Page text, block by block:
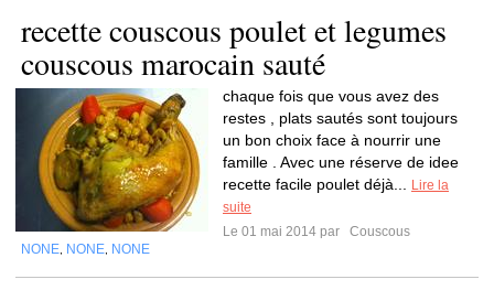
recette couscous poulet et legumes
couscous marocain sauté
chaque fois que vous avez des
restes , plats sautés sont toujours
un bon choix face à nourrir une
famille . Avec une réserve de idee
recette facile poulet déjà...
Lire la
suite
Le 01 mai 2014 par
Couscous
NONE NONE NONE